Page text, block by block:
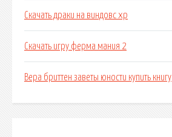
Скачать драки на виндовс xp
Скачать игру ферма мания 2
Вера бриттен заветы юности купить книгу